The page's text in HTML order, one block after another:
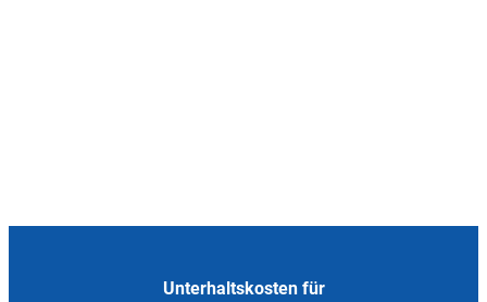
Unterhaltskosten für